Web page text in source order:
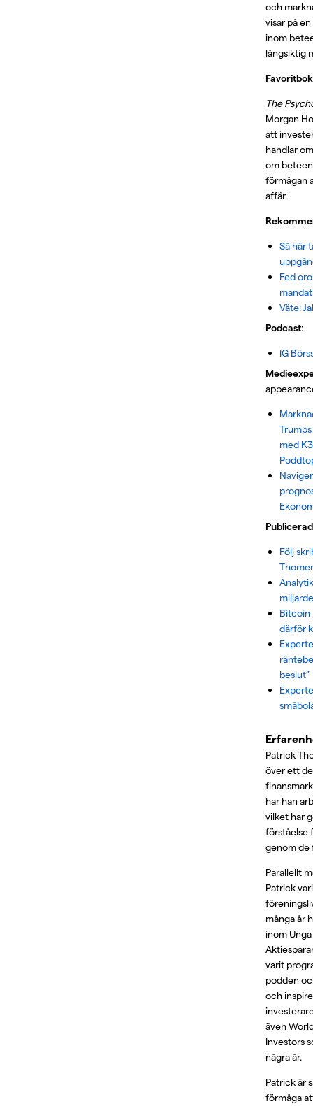
och
visar på
inom
långsiktig
The
Morgan
att
handlar
om
förmågan
affär.
Så här
Fed
mandat
Väte:
Podcast:
IG
med
Följ
Bitcoin
därför
beslut”
Patrick
över ett
har han
vilket har
förståelse
genom de
Parallellt
Patrick
många år
inom
varit
podden
och
även
Investors
några år.
Patrick är
förmåga